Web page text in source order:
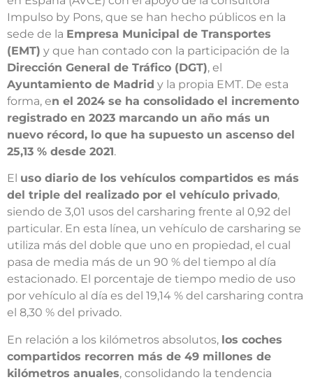
Impulso by Pons, que se han hecho públicos en la
sede de la Empresa Municipal de Transportes
(EMT) y que han contado con la participación de la
Dirección General de Tráfico (DGT), el
Ayuntamiento de Madrid y la propia EMT. De esta
forma, en el 2024 se ha consolidado el incremento
registrado en 2023 marcando un año más un
nuevo récord, lo que ha supuesto un ascenso del
25,13 % desde 2021.
El uso diario de los vehículos compartidos es más
del triple del realizado por el vehículo privado,
siendo de 3,01 usos del carsharing frente al 0,92 del
particular. En esta línea, un vehículo de carsharing se
utiliza más del doble que uno en propiedad, el cual
pasa de media más de un 90 % del tiempo al día
estacionado. El porcentaje de tiempo medio de uso
por vehículo al día es del 19,14 % del carsharing contra
el 8,30 % del privado.
En relación a los kilómetros absolutos, los coches
compartidos recorren más de 49 millones de
kilómetros anuales, consolidando la tendencia